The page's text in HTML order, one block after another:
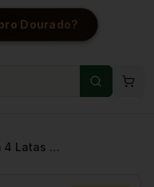
Dourado?
Kit Faxe Premium 4 Latas 330ml + Copo 500ml